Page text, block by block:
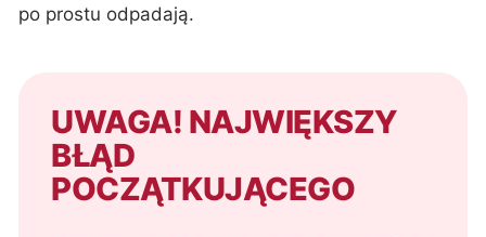
po prostu odpadają.
UWAGA! NAJWIĘKSZY
BŁĄD
POCZĄTKUJĄCEGO